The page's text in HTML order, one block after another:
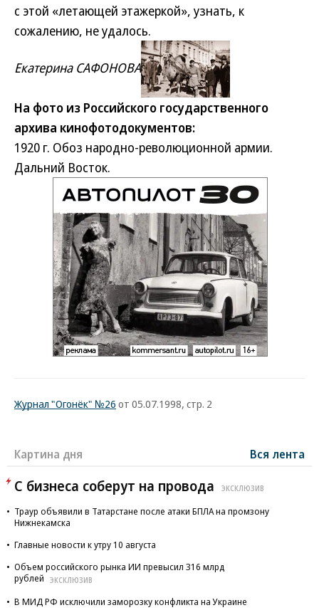
с этой «летающей этажеркой», узнать, к
сожалению, не удалось.
Екатерина САФОНОВА
На фото из Российского государственного
архива кинофотодокументов:
1920 г. Обоз народно-революционной армии.
Дальний Восток.
Журнал "Огонёк" №26 от 05.07.1998, стр. 2
Картина дня Вся лента
С бизнеса соберут на провода ЭКСКЛЮЗИВ
Траур объявили в Татарстане после атаки БПЛА на промзону
Нижнекамска
Главные новости к утру 10 августа
Объем российского рынка ИИ превысил 316 млрд
рублей
ЭКСКЛЮЗИВ
В МИД РФ исключили заморозку конфликта на Украине